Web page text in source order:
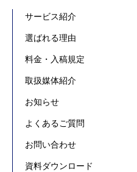
サービス紹介
選ばれる理由
料金・入稿規定
取扱媒体紹介
お知らせ
よくあるご質問
お問い合わせ
資料ダウンロード